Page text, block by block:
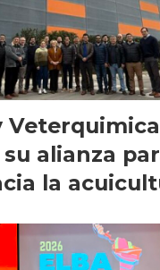
Veterquimica
alianza
la